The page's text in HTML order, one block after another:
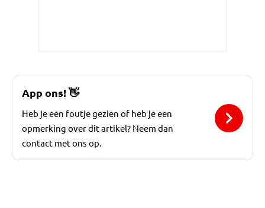
App ons!👋
Heb je een foutje gezien of heb je een
opmerking over dit artikel? Neem dan
contact met ons op.